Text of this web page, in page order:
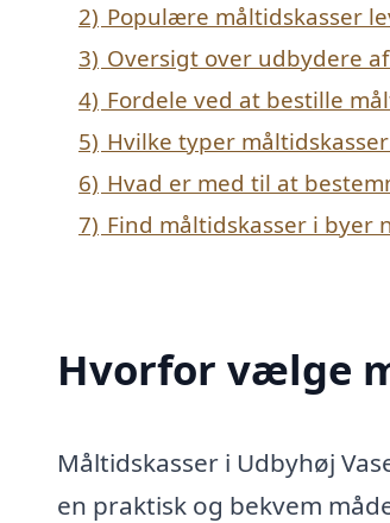
2) Populære måltidskasser
3) Oversigt over udbydere
4) Fordele ved at bestille
5) Hvilke typer
6) Hvad er med til at
7) Find måltidskasser i byer
Hvorfor vælge
Måltidskasser i Udbyhøj
en praktisk og bekvem